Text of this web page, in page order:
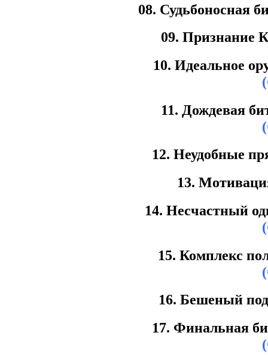
08. Судьбоносная
09. Признание
10. Идеальное
11. Дождевая
12. Неудобные
13.
14. Несчастный
15. Комплекс
16. Бешеный
17. Финальная